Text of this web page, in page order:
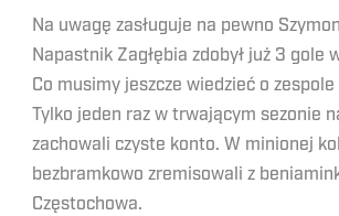
Na uwagę zasługuje na pewno
Napastnik Zagłębia zdobył już 3 gole
Co musimy jeszcze wiedzieć o
Tylko jeden raz w trwającym sezonie
zachowali czyste konto. W minionej
bezbramkowo zremisowali z
Częstochowa.